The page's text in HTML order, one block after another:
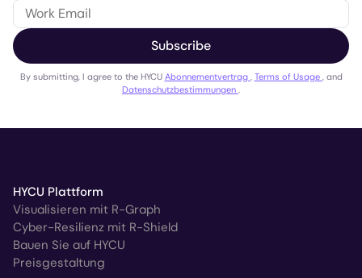
Subscribe
By submitting, I agree to the HYCU Abonnementvertrag , Terms of Usage , and
Datenschutzbestimmungen .
HYCU Plattform
Visualisieren mit R-Graph
Cyber-Resilienz mit R-Shield
Bauen Sie auf HYCU
Preisgestaltung